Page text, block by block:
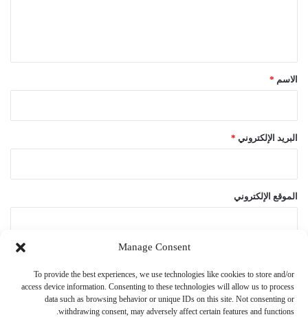
Manage Consent
To provide the best experiences, we use technologies like cookies to store and/or
access device information. Consenting to these technologies will allow us to process
data such as browsing behavior or unique IDs on this site. Not consenting or
withdrawing consent, may adversely affect certain features and functions.
*الاسم *
البريد الإلكتروني *
الموقع الإلكتروني
احفظ اسمي، بريدي الإلكتروني، والموقع الإلكتروني في هذا المتصفح
لاستخدامها المرة المقبلة في تعليقي.